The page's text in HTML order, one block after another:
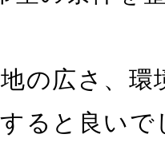
の広さ、
ると良いで